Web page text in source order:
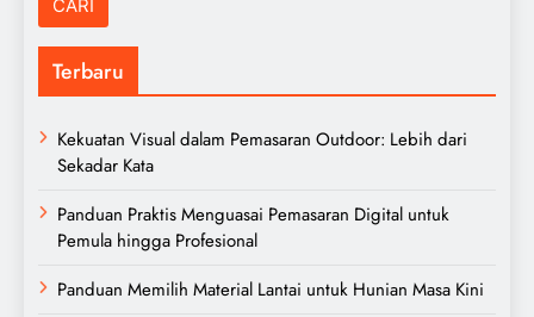
Terbaru
Kekuatan Visual dalam Pemasaran Outdoor: Lebih dari
Sekadar Kata
Panduan Praktis Menguasai Pemasaran Digital untuk
Pemula hingga Profesional
Panduan Memilih Material Lantai untuk Hunian Masa Kini